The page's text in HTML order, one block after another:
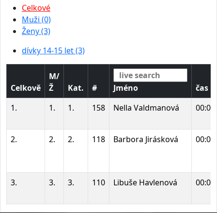
Celkové
Muži (0)
Ženy (3)
dívky 14-15 let (3)
Celkově
M/
Ž
Kat. # Jméno
čas
1.
1. 1. 158 Nella Valdmanová
2. 2. 2. 118 Barbora Jirásková
3. 3. 3. 110 Libuše Havlenová